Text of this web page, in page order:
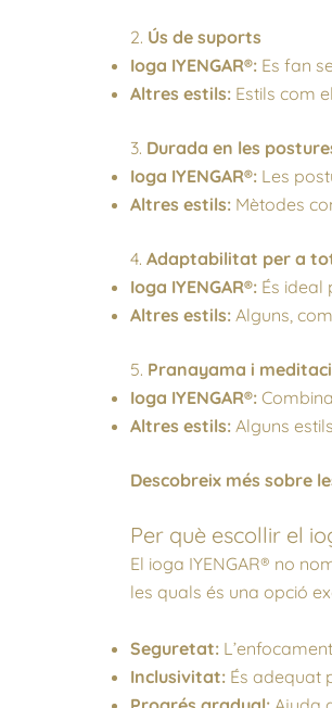
2. Ús de suports
Ioga IYENGAR®: Es fan
Altres estils: Estils com
3. Durada en les
Ioga IYENGAR®: Les
Altres estils: Mètodes
4. Adaptabilitat per a
Ioga IYENGAR®: És ideal
Altres estils: Alguns,
5. Pranayama i
Ioga IYENGAR®:
Altres estils: Alguns
Descobreix més sobre
Per què escollir el
El ioga IYENGAR® no
les quals és una opció
Seguretat:
Inclusivitat: És adequat